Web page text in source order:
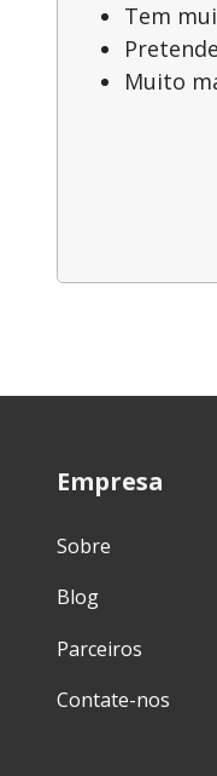
Tem
Muito
Empresa
Sobre
Blog
Parceiros
Contate-nos